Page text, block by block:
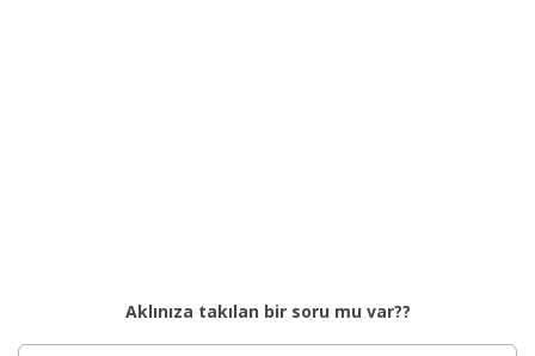
Aklınıza takılan bir soru mu var??